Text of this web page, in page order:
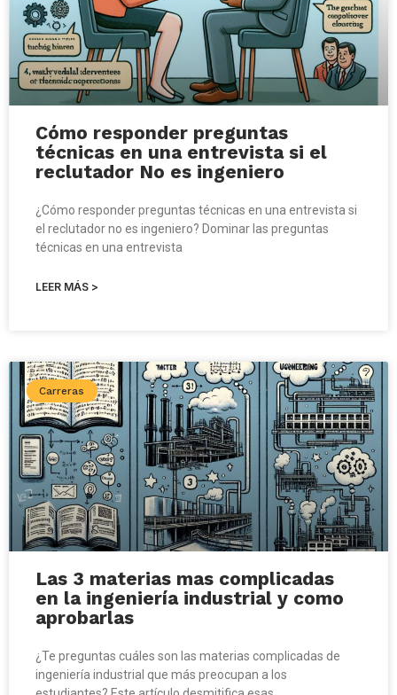
Cómo responder preguntas
técnicas en una entrevista si el
reclutador No es ingeniero
¿Cómo responder preguntas técnicas en una entrevista si
el reclutador no es ingeniero? Dominar las preguntas
técnicas en una entrevista
LEER MÁS >
Carreras
Las 3 materias mas complicadas
en la ingeniería industrial y como
aprobarlas
¿Te preguntas cuáles son las materias complicadas de
ingeniería industrial que más preocupan a los